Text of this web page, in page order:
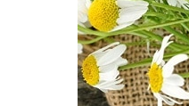
принимать
никакого кипятка
30/Січ/2021